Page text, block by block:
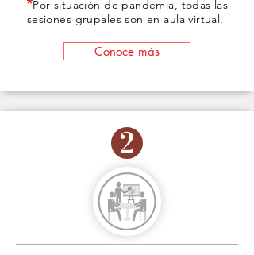
*Por situación de pandemia, todas las
sesiones grupales son en aula virtual.
Conoce más